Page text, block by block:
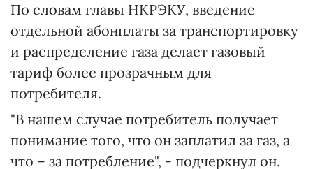
По словам главы НКРЭКУ, введение
отдельной абонплаты за транспортировку
и распределение газа делает газовый
тариф более прозрачным для
потребителя.
"В нашем случае потребитель получает
понимание того, что он заплатил за газ, а
что – за потребление", - подчеркнул он.